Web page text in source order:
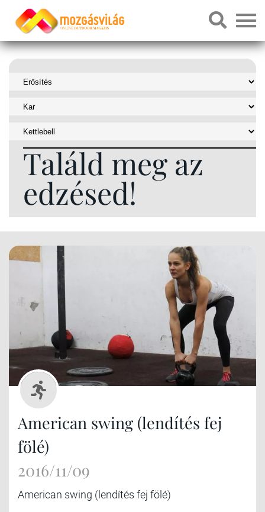
Találd meg az
edzésed!
American swing (lendítés fej
fölé)
2016/11/09
American swing (lendítés fej fölé)